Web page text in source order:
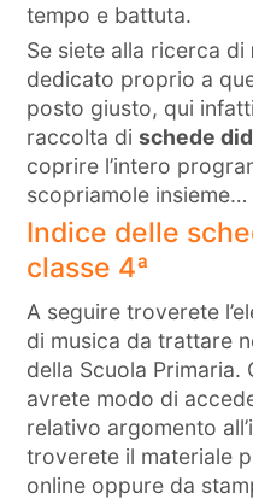
tempo e battuta.
Se siete alla ricerca di
dedicato proprio a
posto giusto, qui
raccolta dischede
coprire l’intero
scopriamole insieme…
Indice delle
classe 4ª
A seguire troverete
di musica da trattare
della Scuola Primaria.
avrete modo di
relativo argomento
troverete il materiale
online oppure da